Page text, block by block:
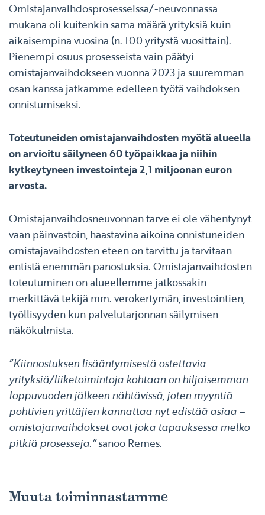
Omistajanvaihdosprosesseissa/-neuvonnassa
mukana oli kuitenkin sama määrä yrityksiä kuin
aikaisempina vuosina (n. 100 yritystä vuosittain).
Pienempi osuus prosesseista vain päätyi
omistajanvaihdokseen vuonna 2023 ja suuremman
osan kanssa jatkamme edelleen työtä vaihdoksen
onnistumiseksi.
Toteutuneiden omistajanvaihdosten myötä alueella
on arvioitu säilyneen 60 työpaikkaa ja niihin
kytkeytyneen investointeja 2,1 miljoonan euron
arvosta.
Omistajanvaihdosneuvonnan tarve ei ole vähentynyt
vaan päinvastoin, haastavina aikoina onnistuneiden
omistajavaihdosten eteen on tarvittu ja tarvitaan
entistä enemmän panostuksia. Omistajanvaihdosten
toteutuminen on alueellemme jatkossakin
merkittävä tekijä mm. verokertymän, investointien,
työllisyyden kun palvelutarjonnan säilymisen
näkökulmista.
”Kiinnostuksen lisääntymisestä ostettavia
yrityksiä/liiketoimintoja kohtaan on hiljaisemman
loppuvuoden jälkeen nähtävissä, joten myyntiä
pohtivien yrittäjien kannattaa nyt edistää asiaa –
omistajanvaihdokset ovat joka tapauksessa melko
pitkiä prosesseja.”sanoo Remes.
Muuta toiminnastamme